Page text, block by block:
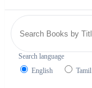
Search language
English
Tamil